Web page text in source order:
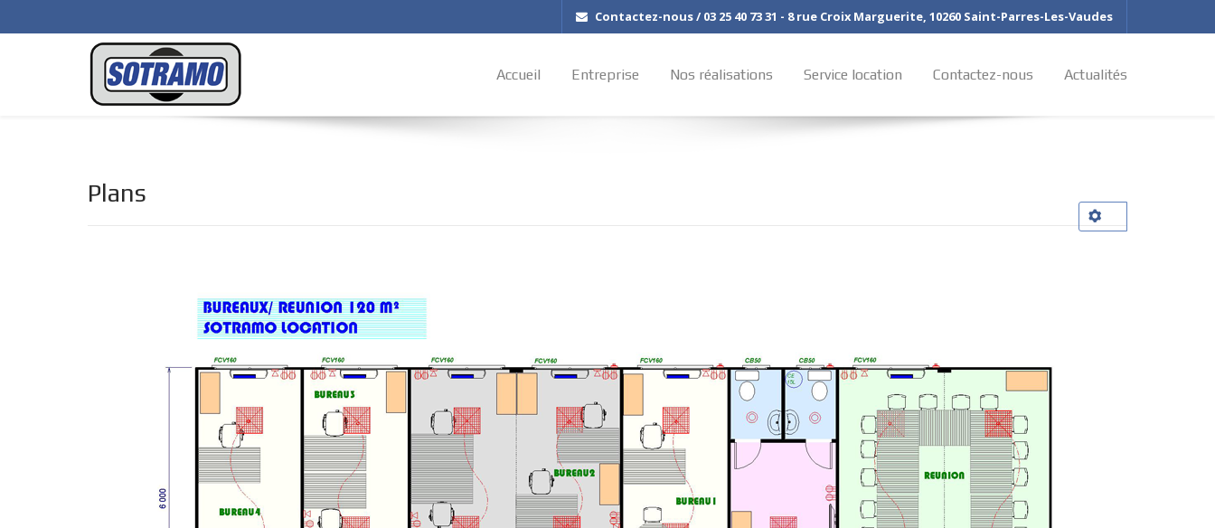
Contactez-nous / 03 25 40 73 31 - 8 rue Croix Marguerite, 10260 Saint-Parres-Les-Vaudes
Accueil Entreprise Nos réalisations Service location Contactez-nous Actualités
Plans